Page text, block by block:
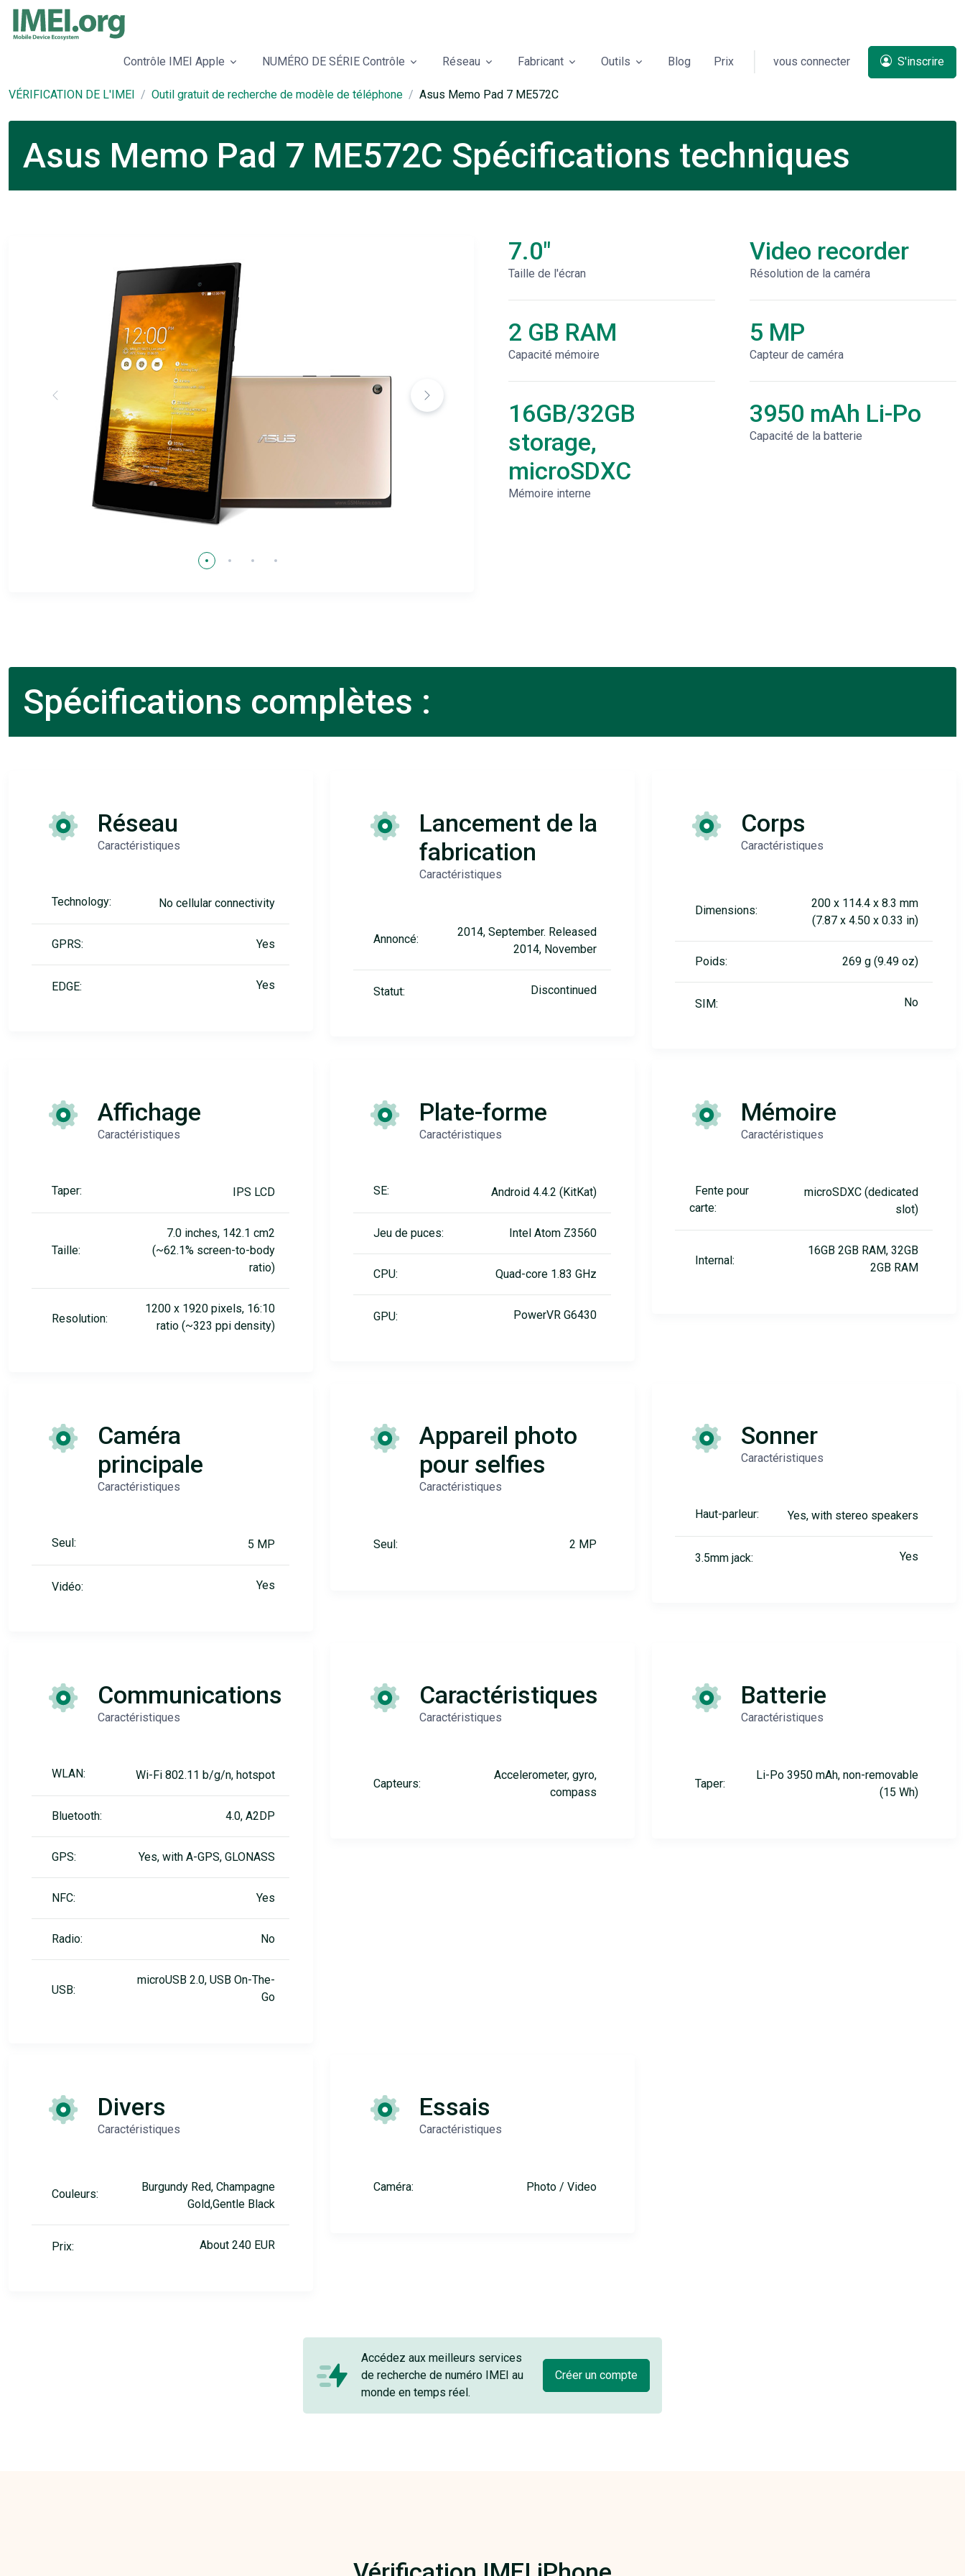
Contrôle IMEI Apple NUMÉRO DE SÉRIE Contrôle Réseau Fabricant Outils Blog Prix vous connecter S'inscrire
VÉRIFICATION DE L'IMEI Outil gratuit de recherche de modèle de téléphone Asus Memo Pad 7 ME572C
Asus Memo Pad 7 ME572C Spécifications techniques
7.0"
Taille de l'écran
2 GB RAM
Capacité mémoire
16GB/32GB
storage,
microSDXC
Mémoire interne
Video recorder
Résolution de la caméra
5 MP
Capteur de caméra
3950 mAh Li-Po
Capacité de la batterie
Spécifications complètes :
Réseau
Caractéristiques
Technology: No cellular connectivity
GPRS: Yes
EDGE: Yes
Lancement de la
fabrication
Caractéristiques
Annoncé:
2014, September. Released
2014, November
Statut: Discontinued
Corps
Caractéristiques
Dimensions:
200 x 114.4 x 8.3 mm
(7.87 x 4.50 x 0.33 in)
Poids: 269 g (9.49 oz)
SIM: No
Affichage
Caractéristiques
Taper: IPS LCD
Taille:
7.0 inches, 142.1 cm2
(~62.1% screen-to-body
ratio)
Resolution:
1200 x 1920 pixels, 16:10
ratio (~323 ppi density)
Plate-forme
Caractéristiques
SE: Android 4.4.2 (KitKat)
Jeu de puces: Intel Atom Z3560
CPU: Quad-core 1.83 GHz
GPU: PowerVR G6430
Mémoire
Caractéristiques
Fente pour
carte:
microSDXC (dedicated
slot)
Internal:
16GB 2GB RAM, 32GB
2GB RAM
Caméra
principale
Caractéristiques
Seul: 5 MP
Vidéo: Yes
Appareil photo
pour selfies
Caractéristiques
Seul: 2 MP
Sonner
Caractéristiques
Haut-parleur: Yes, with stereo speakers
3.5mm jack: Yes
Communications
Caractéristiques
WLAN: Wi-Fi 802.11 b/g/n, hotspot
Bluetooth: 4.0, A2DP
GPS: Yes, with A-GPS, GLONASS
NFC: Yes
Radio: No
USB:
microUSB 2.0, USB On-The-
Go
Caractéristiques
Caractéristiques
Capteurs:
Accelerometer, gyro,
compass
Batterie
Caractéristiques
Taper:
Li-Po 3950 mAh, non-removable
(15 Wh)
Divers
Caractéristiques
Couleurs:
Burgundy Red, Champagne
Gold,Gentle Black
Prix: About 240 EUR
Essais
Caractéristiques
Caméra: Photo / Video
Accédez aux meilleurs services
de recherche de numéro IMEI au
monde en temps réel.
Créer un compte